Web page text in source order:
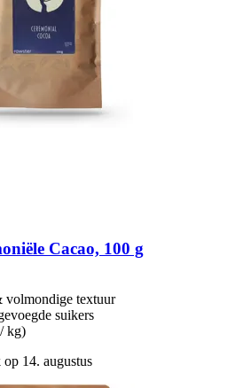
Cacao, 100 g
volmondige textuur
suikers
kg)
14. augustus